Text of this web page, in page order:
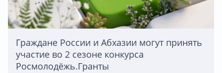
Граждане России и Абхазии могут принять
участие во 2 сезоне конкурса
Росмолодёжь.Гранты